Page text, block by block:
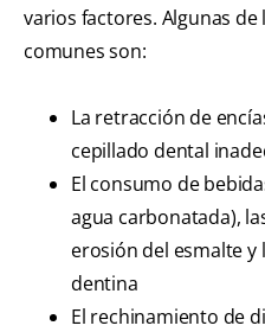
varios factores. Algunas de
comunes son:
La retracción de
cepillado dental
El consumo de
agua carbonatada),
erosión del esmalte y
dentina
El rechinamiento de